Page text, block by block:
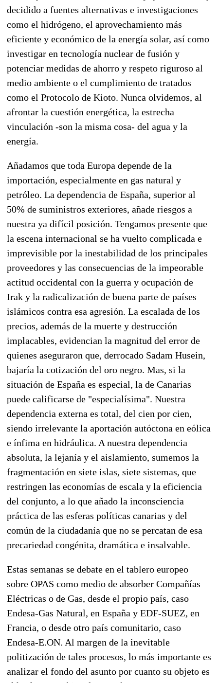
decidido a fuentes alternativas e investigaciones
como el hidrógeno, el aprovechamiento más
eficiente y económico de la energía solar, así como
investigar en tecnología nuclear de fusión y
potenciar medidas de ahorro y respeto riguroso al
medio ambiente o el cumplimiento de tratados
como el Protocolo de Kioto. Nunca olvidemos, al
afrontar la cuestión energética, la estrecha
vinculación -son la misma cosa- del agua y la
energía.
Añadamos que toda Europa depende de la
importación, especialmente en gas natural y
petróleo. La dependencia de España, superior al
50% de suministros exteriores, añade riesgos a
nuestra ya difícil posición. Tengamos presente que
la escena internacional se ha vuelto complicada e
imprevisible por la inestabilidad de los principales
proveedores y las consecuencias de la impeorable
actitud occidental con la guerra y ocupación de
Irak y la radicalización de buena parte de países
islámicos contra esa agresión. La escalada de los
precios, además de la muerte y destrucción
implacables, evidencian la magnitud del error de
quienes aseguraron que, derrocado Sadam Husein,
bajaría la cotización del oro negro. Mas, si la
situación de España es especial, la de Canarias
puede calificarse de "especialísima". Nuestra
dependencia externa es total, del cien por cien,
siendo irrelevante la aportación autóctona en eólica
e ínfima en hidráulica. A nuestra dependencia
absoluta, la lejanía y el aislamiento, sumemos la
fragmentación en siete islas, siete sistemas, que
restringen las economías de escala y la eficiencia
del conjunto, a lo que añado la inconsciencia
práctica de las esferas políticas canarias y del
común de la ciudadanía que no se percatan de esa
precariedad congénita, dramática e insalvable.
Estas semanas se debate en el tablero europeo
sobre OPAS como medio de absorber Compañías
Eléctricas o de Gas, desde el propio país, caso
Endesa-Gas Natural, en España y EDF-SUEZ, en
Francia, o desde otro país comunitario, caso
Endesa-E.ON. Al margen de la inevitable
politización de tales procesos, lo más importante es
analizar el fondo del asunto por cuanto su objeto es